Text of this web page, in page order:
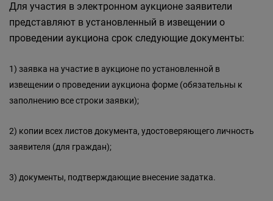
Для участия в электронном аукционе заявители
представляют в установленный в извещении о
проведении аукциона срок следующие документы:
1) заявка на участие в аукционе по установленной в
извещении о проведении аукциона форме (обязательны к
заполнению все строки заявки);
2) копии всех листов документа, удостоверяющего личность
заявителя (для граждан);
3) документы, подтверждающие внесение задатка.